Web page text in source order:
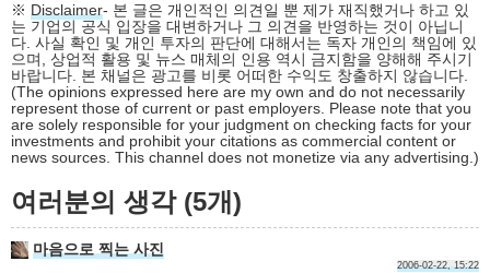
※ Disclaimer- 본 글은 개인적인 의견일 뿐 제가 재직했거나 하고 있
는 기업의 공식 입장을 대변하거나 그 의견을 반영하는 것이 아닙니
다. 사실 확인 및 개인 투자의 판단에 대해서는 독자 개인의 책임에 있
으며, 상업적 활용 및 뉴스 매체의 인용 역시 금지함을 양해해 주시기
바랍니다. 본 채널은 광고를 비롯 어떠한 수익도 창출하지 않습니다.
(The opinions expressed here are my own and do not necessarily
represent those of current or past employers. Please note that you
are solely responsible for your judgment on checking facts for your
investments and prohibit your citations as commercial content or
news sources. This channel does not monetize via any advertising.)
여러분의 생각 (5개)
마음으로 찍는 사진
2006-02-22, 15:22